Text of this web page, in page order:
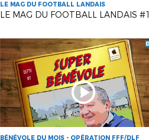
LE MAG DU FOOTBALL LANDAIS
BÉNÉVOLE DU MOIS - OPÉRATION FFF/DLF